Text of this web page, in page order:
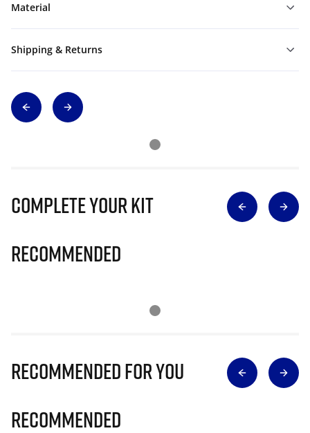
Material
Shipping & Returns
Complete Your Kit
Recommended
Recommended for you
Recommended